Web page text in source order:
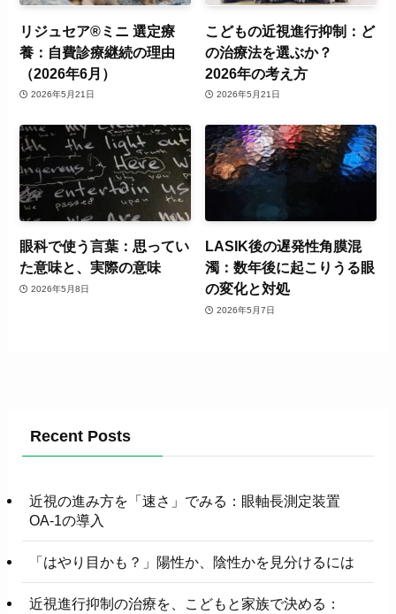
リジュセア®ミニ 選定療
養：自費診療継続の理由
（2026年6月）
2026年5月21日
こどもの近視進行抑制：ど
の治療法を選ぶか？
2026年の考え方
2026年5月21日
眼科で使う言葉：思ってい
た意味と、実際の意味
2026年5月8日
LASIK後の遅発性角膜混
濁：数年後に起こりうる眼
の変化と対処
2026年5月7日
Recent Posts
近視の進み方を「速さ」でみる：眼軸長測定装置
OA-1の導入
「はやり目かも？」陽性か、陰性かを見分けるには
近視進行抑制の治療を、こどもと家族で決める：